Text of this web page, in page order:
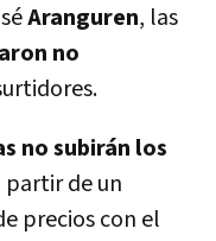
Aranguren, las
no
no subirán los
partir de un
precios con el